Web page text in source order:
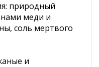
природный
меди и
соль мертвого
и